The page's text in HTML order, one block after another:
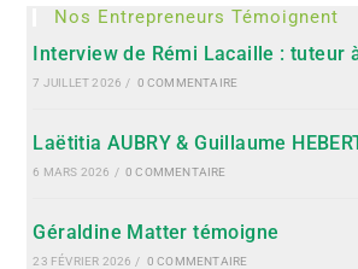
Nos Entrepreneurs Témoignent
Interview de Rémi Lacaille : tuteur
7 JUILLET 2026 / 0 COMMENTAIRE
Laëtitia AUBRY & Guillaume
6 MARS 2026 / 0 COMMENTAIRE
Géraldine Matter témoigne
23 FÉVRIER 2026 / 0 COMMENTAIRE